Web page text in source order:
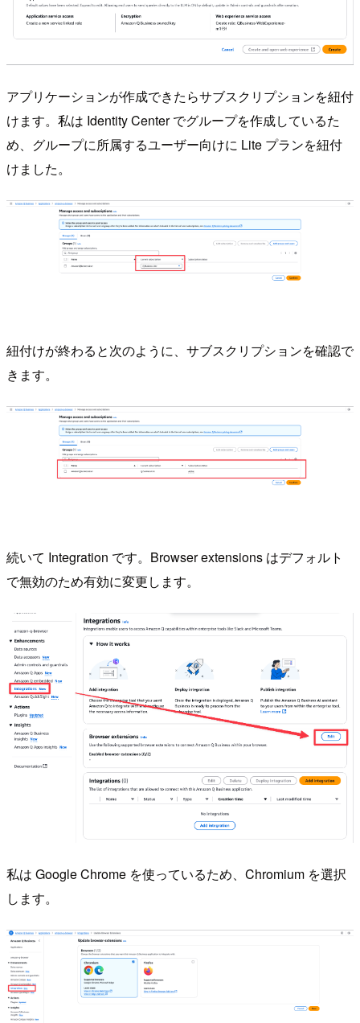
アプリケーションが作成できたらサブスクリプションを紐付
けます。私は Identity Center でグループを作成しているた
め、グループに所属するユーザー向けに Lite プランを紐付
けました。
紐付けが終わると次のように、サブスクリプションを確認で
きます。
続いて Integration です。Browser extensions はデフォルト
で無効のため有効に変更します。
私は Google Chrome を使っているため、Chromium を選択
します。